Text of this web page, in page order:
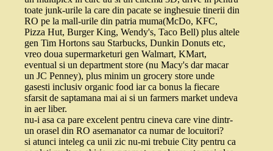
toate junk-urile la care din pacate se inghesuie tinerii din
RO pe la mall-urile din patria muma(McDo, KFC,
Pizza Hut, Burger King, Wendy's, Taco Bell) plus altele
gen Tim Hortons sau Starbucks, Dunkin Donuts etc,
vreo doua supermarketuri gen Walmart, KMart,
eventual si un department store (nu Macy's dar macar
un JC Penney), plus minim un grocery store unde
gasesti inclusiv organic food iar ca bonus la fiecare
sfarsit de saptamana mai ai si un farmers market undeva
in aer liber.
nu-i asa ca pare excelent pentru cineva care vine dintr-
un orasel din RO asemanator ca numar de locuitori?
si atunci inteleg ca unii zic nu-mi trebuie City pentru ca